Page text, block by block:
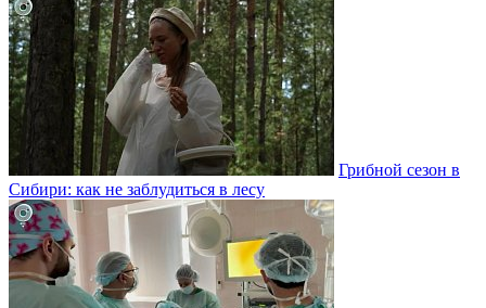
Грибной сезон в
Сибири: как не заблудиться в лесу